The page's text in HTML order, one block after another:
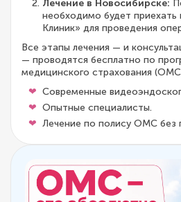
Лечение в Новосибирске:
необходимо будет приехать
Клиник» для проведения
Все этапы лечения — и
— проводятся бесплатно по
медицинского страхования
Современные
Опытные специалисты.
Лечение по полису ОМС без